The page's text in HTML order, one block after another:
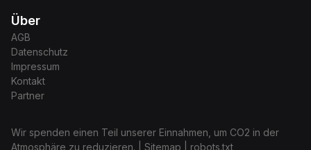
Über
AGB
Datenschutz
Impressum
Kontakt
Partner
Wir spenden einen Teil unserer Einnahmen, um CO2 in der
Atmosphäre zu reduzieren.
Sitemap robots.txt